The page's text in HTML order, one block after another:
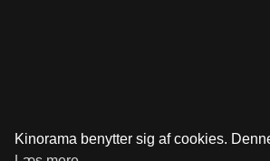
Kinorama benytter sig af cookies.